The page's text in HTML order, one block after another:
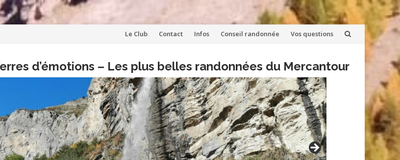
Aller
contenu
Le Club Contact Infos Conseil randonnée Vos questions
d’émotions – Les plus belles randonnées du Mercantour